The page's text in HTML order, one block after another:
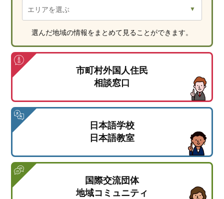
選んだ地域の情報をまとめて見ることができます。
市町村外国人住民
相談窓口
日本語学校
日本語教室
国際交流団体
地域コミュニティ